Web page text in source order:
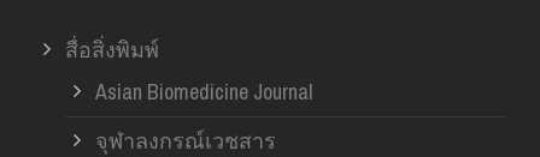
สื่อสิ่งพิมพ์
Asian Biomedicine Journal
จุฬาลงกรณ์เวชสาร